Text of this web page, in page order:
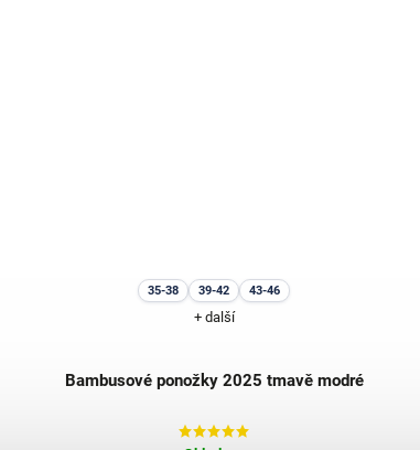
35-38 39-42 43-46
+ další
Bambusové ponožky 2025 tmavě modré